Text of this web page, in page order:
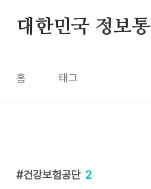
대한민국 정보통
홈 태그
건강보험공단 2